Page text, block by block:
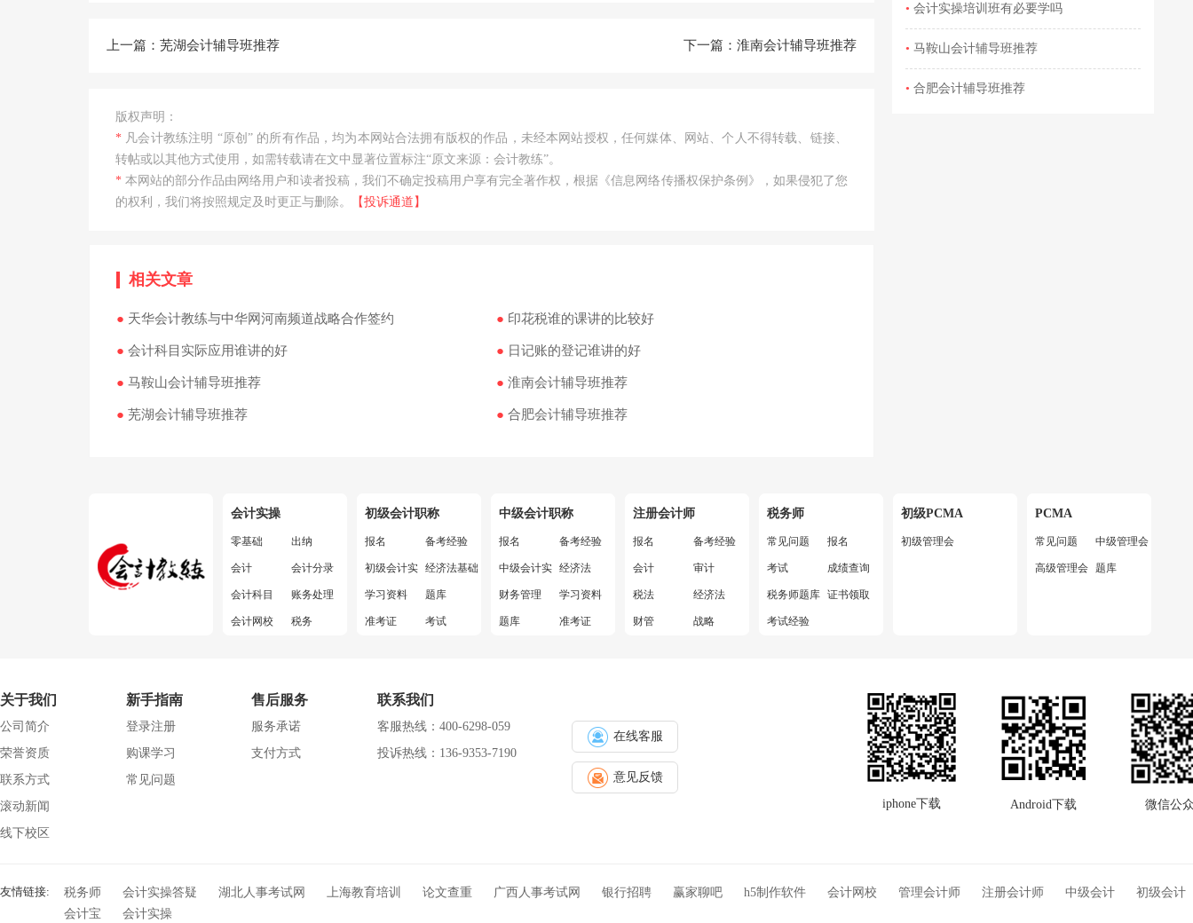
速戳︰限时免费观看80+行业实操课程
上一篇： 芜湖会计辅导班推荐 下一篇： 淮南会计辅导班推荐
版权声明：
* 凡会计教练注明 “原创” 的所有作品，均为本网站合法拥有版权的作品，未经本网站授权，任何媒体、网站、个人不得转载、链接、
转帖或以其他方式使用，如需转载请在文中显著位置标注“原文来源：会计教练”。
*本网站的部分作品由网络用户和读者投稿，我们不确定投稿用户享有完全著作权，根据《信息网络传播权保护条例》，如果侵犯了您
的权利，我们将按照规定及时更正与删除。
【投诉通道】
相关文章
● 天华会计教练与中华网河南频道战略合作签约 ● 印花税谁的课讲的比较好
● 会计科目实际应用谁讲的好 ● 日记账的登记谁讲的好
● 马鞍山会计辅导班推荐 ● 淮南会计辅导班推荐
● 芜湖会计辅导班推荐 ● 合肥会计辅导班推荐
• 会计实操培训班有必要学吗
• 马鞍山会计辅导班推荐
• 合肥会计辅导班推荐
会计实操
零基础 出纳
会计 会计分录
会计科目 账务处理
会计网校 税务
会计准则 干货福利
初级会计职称
报名 备考经验
初级会计实务经济法基础
学习资料 题库
准考证 考试
中级会计职称
报名 备考经验
中级会计实务经济法
财务管理 学习资料
题库 准考证
注册会计师
报名 备考经验
会计 审计
税法 经济法
财管 战略
常见问题
税务师
常见问题 报名
考试 成绩查询
税务师题库 证书领取
考试经验
初级PCMA
初级管理会计师
PCMA
常见问题 中级管理会计师
高级管理会计师
题库
关于我们
公司简介
荣誉资质
联系方式
滚动新闻
线下校区
新手指南
登录注册
购课学习
常见问题
售后服务
服务承诺
支付方式
联系我们
客服热线：400-6298-059
投诉热线：136-9353-7190
在线客服
意见反馈
iphone下载
Android下载 微信公
友情链接: 税务师 会计实操答疑 湖北人事考试网 上海教育培训 论文查重 广西人事考试网 银行招聘 赢家聊吧 h5制作软件 会计网校 管理会计师 注册会计师 中级会计
初级会计
会计宝
会计实操